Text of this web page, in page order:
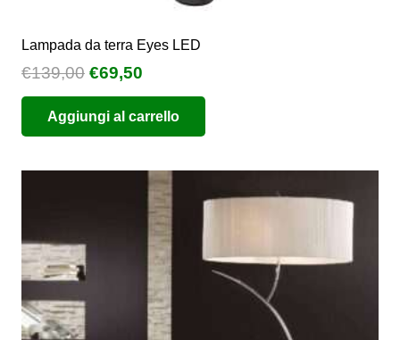
Lampada da terra Eyes LED
€139,00 Il
prezzo
originale
era:
€69,50
prezzo
attuale
è:
Aggiungi al carrello